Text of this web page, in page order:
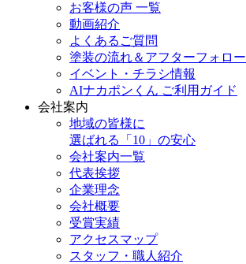
お客様の声 一覧
動画紹介
よくあるご質問
塗装の流れ＆アフターフォロー
イベント・チラシ情報
AIナカポンくん ご利用ガイド
会社案内
地域の皆様に
選ばれる「10」の安心
会社案内一覧
代表挨拶
企業理念
会社概要
受賞実績
アクセスマップ
スタッフ・職人紹介